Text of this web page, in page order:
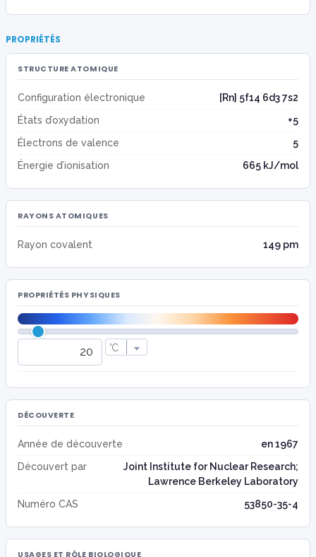
PROPRIÉTÉS
STRUCTURE ATOMIQUE
Configuration électronique
[Rn] 5f14 6d3 7s2
États d’oxydation
+5
Électrons de valence
5
Énergie d’ionisation
665 kJ/mol
RAYONS ATOMIQUES
Rayon covalent 149 pm
PROPRIÉTÉS PHYSIQUES
DÉCOUVERTE
Année de découverte
en 1967
Découvert par
Joint Institute for Nuclear Research;
Lawrence Berkeley Laboratory
Numéro CAS
53850-35-4
USAGES ET RÔLE BIOLOGIQUE